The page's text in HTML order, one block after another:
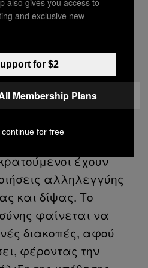
εφαρμοστεί
του επιτραπεί η
Σπουδών του με
Σύμφωνα με τη
Κούτρα, ο Δημάκης
από 18% απώλεια
όραση και
Την ίδια ώρα, σε
έχουν
αλληλεγγύης
και δίψας. Το
φαίνεται να
διακοπές, αφού
φέροντας την
and exclusive new
for $2
Membership Plans
continue for free